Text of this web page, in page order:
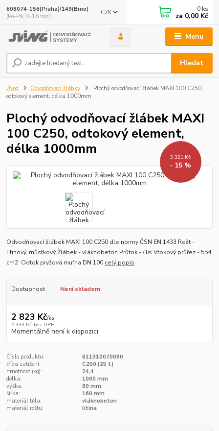
Menu
CZK
Hledat
608074-156(Praha)/149(Brno)
(Po-Pá, 8-16 hod.)
0 ks
za 0,00 Kč
Úvod Odvodňovací žlábky
Plochý odvodňovací žlábek MAXI 100 C250,
odtokový element, délka 1000mm
Plochý odvodňovací žlábek MAXI
100 C250, odtokový element,
délka 1000mm
3 321 Kč
- 15 %
Odvodňovací žlábek MAXI 100 C250 dle normy ČSN EN 1433 Rošt -
litinový, můstkový Žlábek - vláknobeton Průtok - / l/s Vtokový průřez - 554
cm2 Odtok pryžová mufna DN 100 celý popis
Dostupnost Není skladem
2 823 Kč/ks
2 333 Kč bez DPH
Momentálně není k dispozici
Číslo produktu:
611310070080
třída zatížení:
C250 (25 t)
hmotnost (kg):
24,4
délka:
1000 mm
výška:
80 mm
šířka:
160 mm
materiál těla:
vláknobeton
materiál roštu:
litina